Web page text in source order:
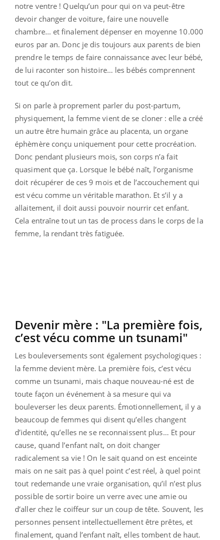
notre ventre ! Quelqu’un pour qui on va peut-être
devoir changer de voiture, faire une nouvelle
chambre… et finalement dépenser en moyenne 10.000
euros par an. Donc je dis toujours aux parents de bien
prendre le temps de faire connaissance avec leur bébé,
de lui raconter son histoire… les bébés comprennent
tout ce qu’on dit.
Si on parle à proprement parler du post-partum,
physiquement, la femme vient de se cloner : elle a créé
un autre être humain grâce au placenta, un organe
éphèmère conçu uniquement pour cette procréation.
Donc pendant plusieurs mois, son corps n’a fait
quasiment que ça. Lorsque le bébé naît, l’organisme
doit récupérer de ces 9 mois et de l’accouchement qui
est vécu comme un véritable marathon. Et s’il y a
allaitement, il doit aussi pouvoir nourrir cet enfant.
Cela entraîne tout un tas de process dans le corps de la
femme, la rendant très fatiguée.
Devenir mère : "La première fois,
c’est vécu comme un tsunami"
Les bouleversements sont également psychologiques :
la femme devient mère. La première fois, c’est vécu
comme un tsunami, mais chaque nouveau-né est de
toute façon un événement à sa mesure qui va
bouleverser les deux parents. Émotionnellement, il y a
beaucoup de femmes qui disent qu’elles changent
d’identité, qu’elles ne se reconnaissent plus… Et pour
cause, quand l’enfant naît, on doit changer
radicalement sa vie ! On le sait quand on est enceinte
mais on ne sait pas à quel point c’est réel, à quel point
tout redemande une vraie organisation, qu’il n’est plus
possible de sortir boire un verre avec une amie ou
d’aller chez le coiffeur sur un coup de tête. Souvent, les
personnes pensent intellectuellement être prêtes, et
finalement, quand l’enfant naît, elles tombent de haut.